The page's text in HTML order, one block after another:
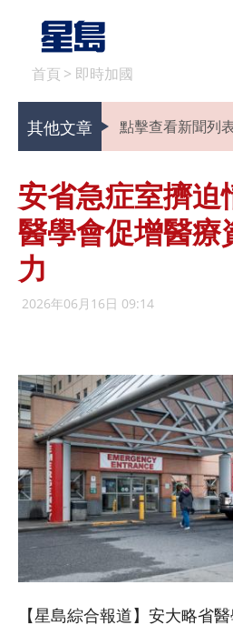
首頁 > 即時加國
其他文章 點擊查看新聞列
安省急症室擠
醫學會促增醫療
力
2026年06月16日 09:14
【星島綜合報道】安大略省